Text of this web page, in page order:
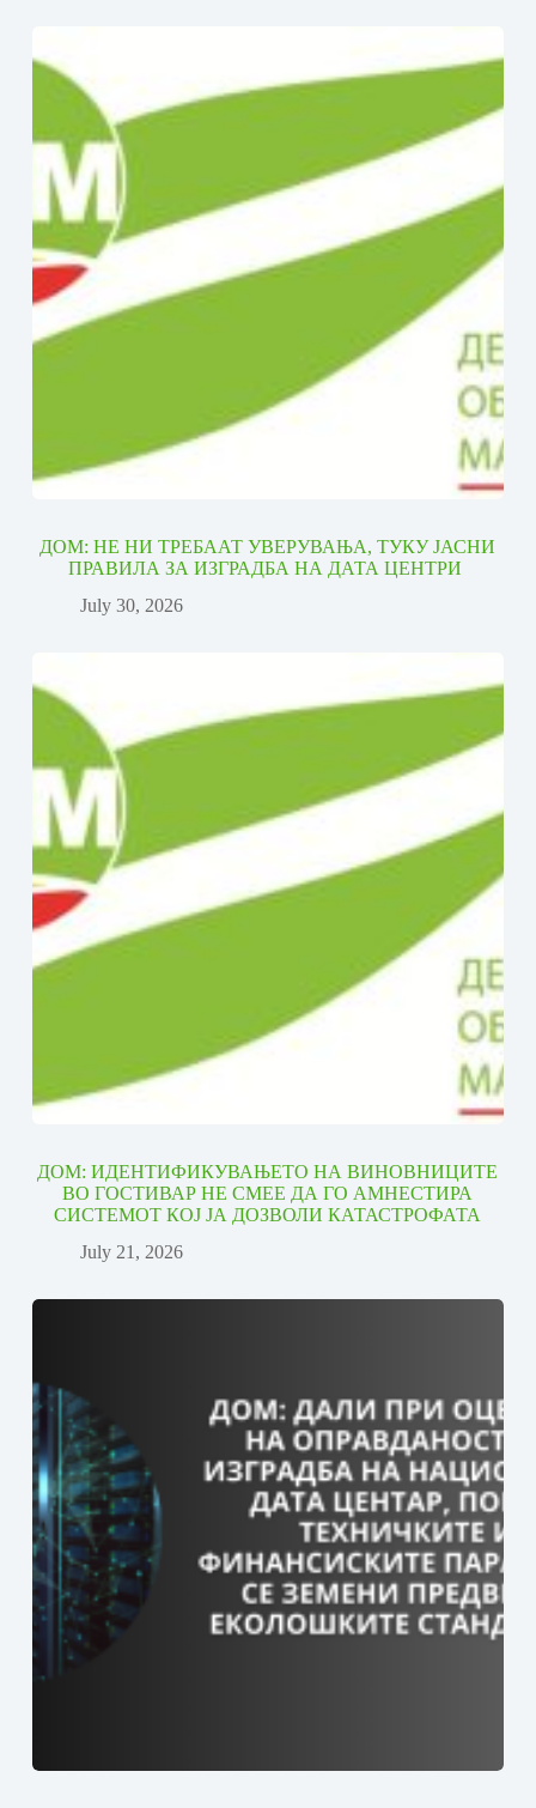
ДОМ: НЕ НИ ТРЕБААТ УВЕРУВАЊА, ТУКУ ЈАСНИ
ПРАВИЛА ЗА ИЗГРАДБА НА ДАТА ЦЕНТРИ
July 30, 2026
ДОМ: ИДЕНТИФИКУВАЊЕТО НА ВИНОВНИЦИТЕ
ВО ГОСТИВАР НЕ СМЕЕ ДА ГО АМНЕСТИРА
СИСТЕМОТ КОЈ ЈА ДОЗВОЛИ КАТАСТРОФАТА
July 21, 2026